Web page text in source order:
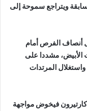
النقطة 20 يتصدر المسابقة ويتراجع سموحة إلى
أنصاف الفرص أمام
مشددا على
المرتدات
كارتيرون فيخوض مواجهة